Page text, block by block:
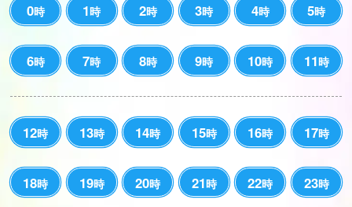
0時 1時 2時 3時 4時 5時
6時 7時 8時 9時 10時 11時
12時 13時 14時 15時 16時 17時
18時 19時 20時 21時 22時 23時